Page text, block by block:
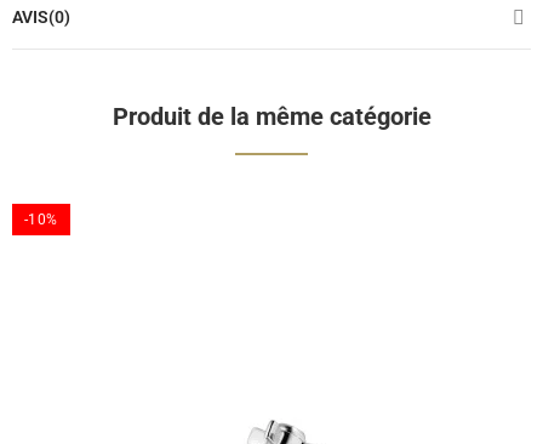
AVIS(0)
Produit de la même catégorie
-10%